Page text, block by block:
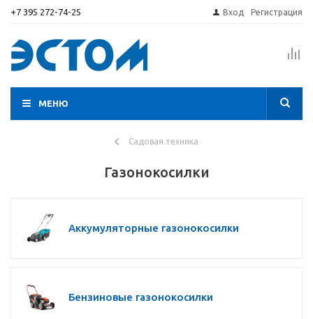
+7 395 272-74-25 Вход Регистрация
МЕНЮ
Садовая техника
Газонокосилки
Аккумуляторные газонокосилки
Бензиновые газонокосилки